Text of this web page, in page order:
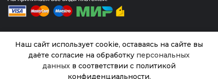
Интернет магазин Успех. ИП Хрипунов Сергей
Александрович
ИНН 420800180243 / ОГРНИП 304420530300327
Все права защищены.Персональные данные.
Наш сайт использует cookie, оставаясь на сайте вы
даёте согласие на обработку персональных
данных в соответствии с политикой
конфиденциальности.
Цв.Люпин